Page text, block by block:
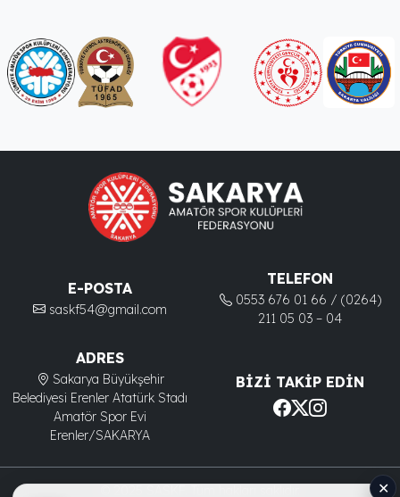
E-POSTA
saskf54@gmail.com
TELEFON
0553 676 01 66 / (0264)
211 05 03 – 04
ADRES
Sakarya Büyükşehir
Belediyesi Erenler Atatürk Stadı
Amatör Spor Evi
Erenler/SAKARYA
BIZI TAKIP EDIN
✕